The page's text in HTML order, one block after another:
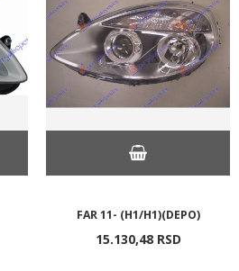
FAR 11- (H1/H1)(DEPO)
15.130,48 RSD